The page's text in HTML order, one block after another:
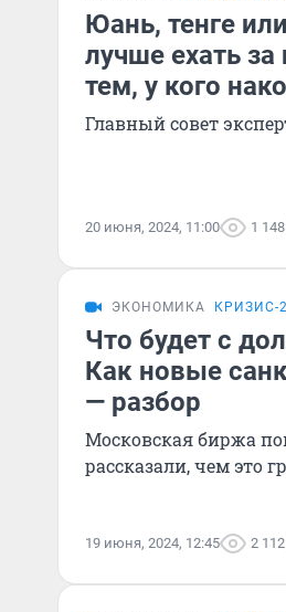
Юань, тенге
лучше ехать
тем, у кого
Главный совет
20 июня, 2024, 11:00 1 148
ЭКОНОМИКА КРИЗИС-
Что будет с
Как новые
— разбор
Московская биржа
рассказали, чем это
19 июня, 2024, 12:45 2 112